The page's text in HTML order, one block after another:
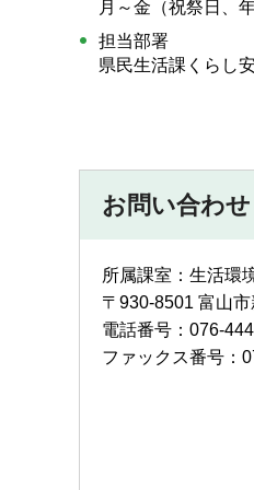
月～金（祝祭日、
担当部署
県民生活課くらし
お問い合わせ
所属課室：生活環
〒930-8501 富山
電話番号：076-
ファックス番号：